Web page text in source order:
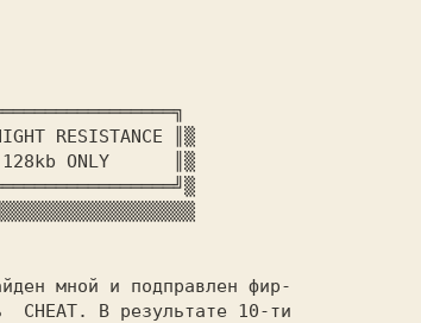
CHEAT. В результате 10-ти